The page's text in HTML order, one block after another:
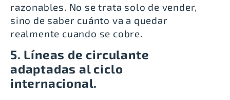
razonables. No se trata solo de vender,
sino de saber cuánto va a quedar
realmente cuando se cobre.
5. Líneas de circulante
adaptadas al ciclo
internacional.